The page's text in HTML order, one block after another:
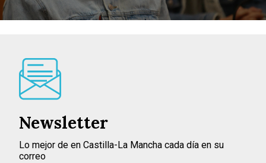
Newsletter
Lo mejor de en Castilla-La Mancha cada día en su
correo